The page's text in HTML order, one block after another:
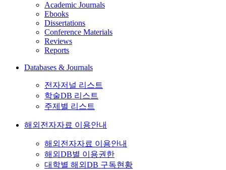
Academic Journals
Ebooks
Dissertations
Conference Materials
Reviews
Reports
Databases & Journals
전자저널 리스트
학술DB 리스트
주제별 리스트
해외전자자료 이용안내
해외전자자료 이용안내
해외DB별 이용권한
대학별 해외DB 구독현황